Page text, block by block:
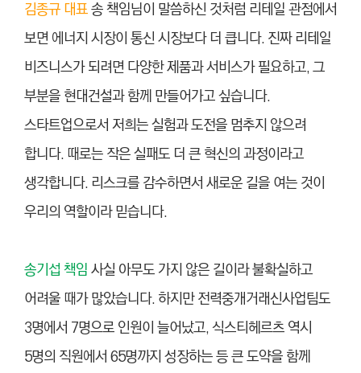
김종규 대표송 책임님이 말씀하신 것처럼 리테일 관점에서
보면 에너지 시장이 통신 시장보다 더 큽니다. 진짜 리테일
비즈니스가 되려면 다양한 제품과 서비스가 필요하고, 그
부분을 현대건설과 함께 만들어가고 싶습니다.
스타트업으로서 저희는 실험과 도전을 멈추지 않으려
합니다. 때로는 작은 실패도 더 큰 혁신의 과정이라고
생각합니다. 리스크를 감수하면서 새로운 길을 여는 것이
우리의 역할이라 믿습니다.
송기섭 책임사실 아무도 가지 않은 길이라 불확실하고
어려울 때가 많았습니다. 하지만 전력중개거래신사업팀도
3명에서 7명으로 인원이 늘어났고, 식스티헤르츠 역시
5명의 직원에서 65명까지 성장하는 등 큰 도약을 함께